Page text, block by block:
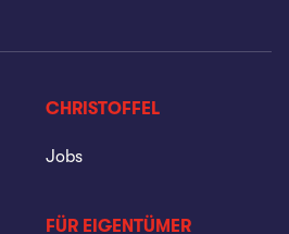
CHRISTOFFEL
Jobs
FÜR EIGENTÜMER